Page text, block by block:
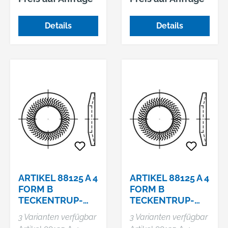
Sperrkantscheiben
NSK für normale
Kopfauflagen
Details
Sperrkantscheiben
für normale
Kopfauflagen
Details
ARTIKEL 88125 A 4
FORM B
TECKENTRUP-
SPERRKANTSCHE
IBEN NSK FÜR
3 Varianten verfügbar
ARTIKEL 88125 A 4
FORM B
TECKENTRUP-
SPERRKANTSCHE
IBEN FÜR
3 Varianten verfügbar